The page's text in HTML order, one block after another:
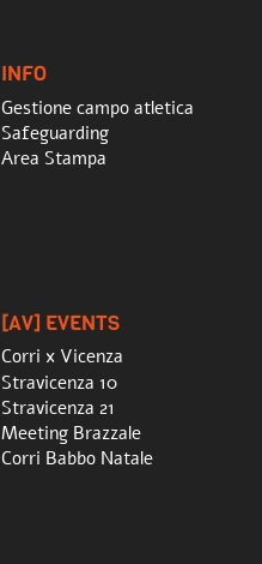
INFO
Gestione campo atletica
Safeguarding
Area Stampa
[AV] EVENTS
Corri x Vicenza
Stravicenza 10
Stravicenza 21
Meeting Brazzale
Corri Babbo Natale